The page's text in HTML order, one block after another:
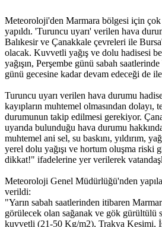
Meteoroloji'den Marmara bölgesi için çok
yapıldı. 'Turuncu uyarı' verilen hava
Balıkesir ve Çanakkale çevreleri ile
olacak. Kuvvetli yağış ve dolu hadisesi
yağışın, Perşembe günü sabah
günü gecesine kadar devam edeceği de
Turuncu uyarı verilen hava durumu
kayıpların muhtemel olmasından dolayı,
durumunun takip edilmesi gerekiyor.
uyarıda bulunduğu hava durumu
muhtemel ani sel, su baskını, yıldırım,
yerel dolu yağışı ve hortum oluşma riski
dikkat!" ifadelerine yer verilerek
Meteoroloji Genel Müdürlüğü'nden
verildi:
"Yarın sabah saatlerinden itibaren
görülecek olan sağanak ve gök gürültülü
kuvvetli (21-50 Kg/m2), Trakya Kesimi,